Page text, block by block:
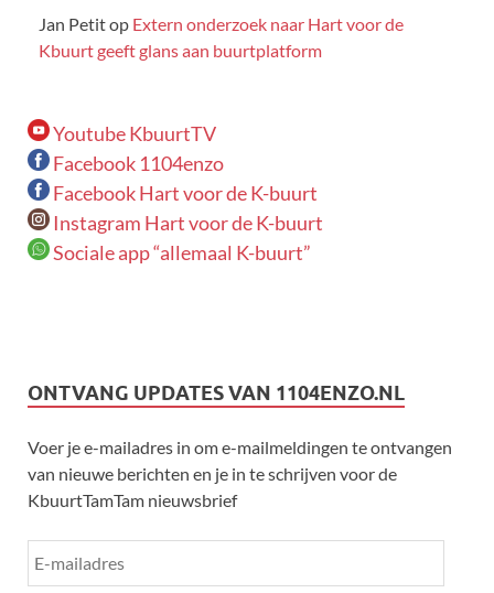
Jan Petitop Extern onderzoek naar Hart voor de
Kbuurt geeft glans aan buurtplatform
Youtube KbuurtTV
Facebook 1104enzo
Facebook Hart voor de K-buurt
Instagram Hart voor de K-buurt
Sociale app “allemaal K-buurt”
ONTVANG UPDATES VAN 1104ENZO.NL
Voer je e-mailadres in om e-mailmeldingen te ontvangen
van nieuwe berichten en je in te schrijven voor de
KbuurtTamTam nieuwsbrief